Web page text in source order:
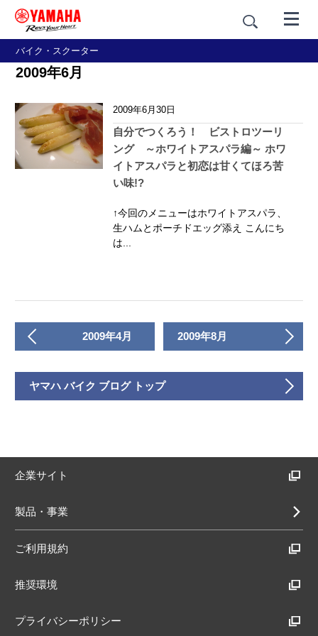
バイク・スクーター
2009年6月
2009年6月30日
自分でつくろう！ ビストロツーリ
ング ～ホワイトアスパラ編～ ホワ
イトアスパラと初恋は甘くてほろ苦
い味!?
↑今回のメニューはホワイトアスパラ、
生ハムとポーチドエッグ添え こんにち
は...
2009年4月 2009年8月
ヤマハ バイク ブログ トップ
企業サイト
製品・事業
ご利用規約
推奨環境
プライバシーポリシー